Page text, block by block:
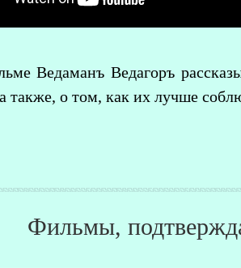
Ведаманъ Ведагоръ
также, о том, как их лучше
Фильмы,